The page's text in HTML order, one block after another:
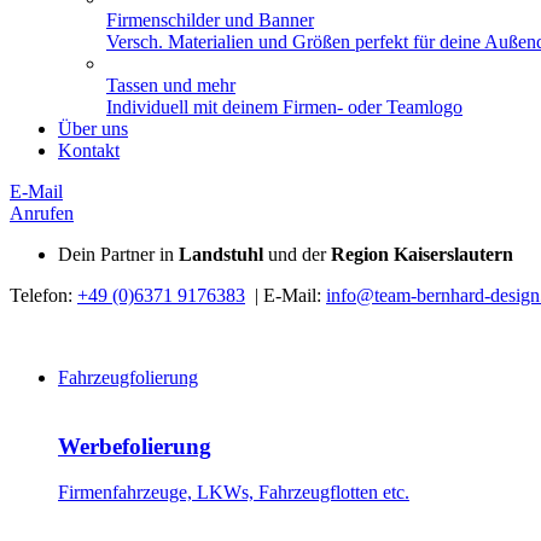
Firmenschilder und Banner
Versch. Materialien und Größen perfekt für deine
Tassen und mehr
Individuell mit deinem Firmen- oder Teamlogo
Über uns
Kontakt
E-Mail
Anrufen
Dein Partner in Landstuhl und derRegion Kaiserslautern
Telefon: +49 (0)6371 9176383 | E-Mail: info@team-bernhard-
Fahrzeugfolierung
Werbefolierung
Firmenfahrzeuge, LKWs, Fahrzeugflotten etc.